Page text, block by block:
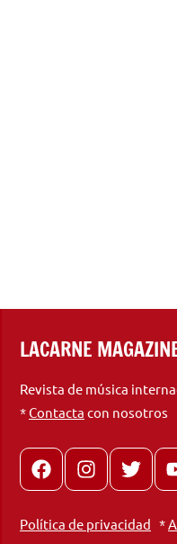
LACARNE
Revista de música
*Contacta con
FacebookInstagram
X
Política de privacidad *